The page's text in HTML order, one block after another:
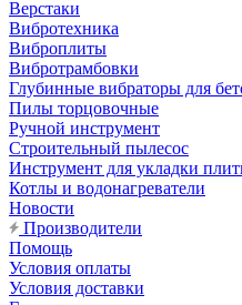
Верстаки
Вибротехника
Виброплиты
Вибротрамбовки
Глубинные вибраторы для
Пилы торцовочные
Ручной инструмент
Строительный пылесос
Инструмент для укладки
Котлы и водонагреватели
Новости
Производители
Помощь
Условия оплаты
Условия доставки